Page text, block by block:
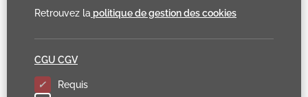
Retrouvez la politique de gestion des cookies
Requis
CGU CGV